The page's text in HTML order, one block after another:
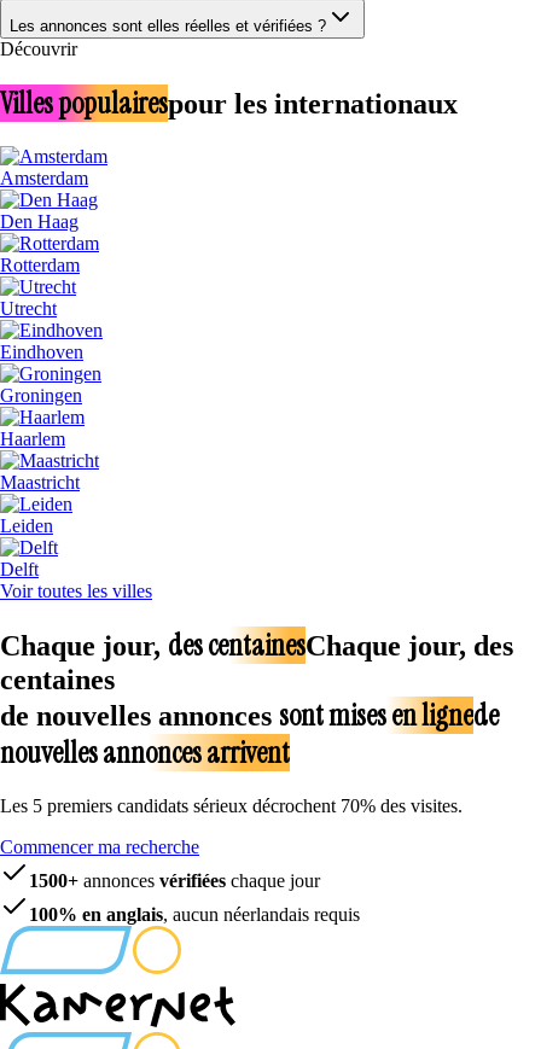
Les annonces sont elles réelles et vérifiées ?
Découvrir
Villes populairespour les internationaux
Amsterdam
Den Haag
Rotterdam
Utrecht
Eindhoven
Groningen
Haarlem
Maastricht
Leiden
Delft
Voir toutes les villes
Chaque jour, des centainesChaque jour, des
centaines
de nouvelles annonces sont mises en lignede
nouvelles annonces arrivent
Les 5 premiers candidats sérieux décrochent 70% des visites.
Commencer ma recherche
1500+ annonces vérifiées chaque jour
100% en anglais, aucun néerlandais requis